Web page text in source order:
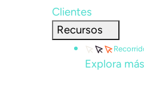
Clientes
Recursos
Explora